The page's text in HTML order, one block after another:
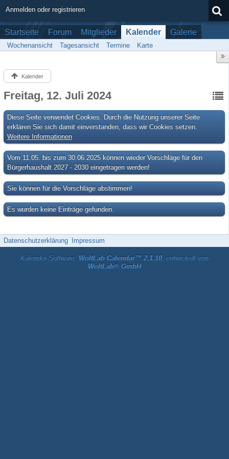
Anmelden oder registrieren
Startseite Forum Mitglieder Kalender Galerie
Wochenansicht Tagesansicht Termine Karte
Kalender
Freitag, 12. Juli 2024
Diese Seite verwendet Cookies. Durch die Nutzung unserer Seite
erklären Sie sich damit einverstanden, dass wir Cookies setzen.
Weitere Informationen
Vom 11.05. bis zum 30.06.2025 können wieder Vorschläge für den
Bürgerhaushalt 2027 - 2030 eingetragen werden!
Sie können für die Vorschläge abstimmen!
Es wurden keine Einträge gefunden.
Datenschutzerklärung Impressum
Kalender-Software: WoltLab Calendar™ 2.1.10, entwickelt von
WoltLab® GmbH